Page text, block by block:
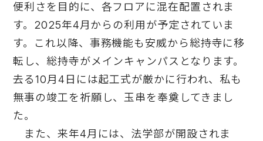
便利さを目的に、各フロアに混在配置されま
す。2025年4月からの利用が予定されていま
す。これ以降、事務機能も安威から総持寺に移
転し、総持寺がメインキャンパスとなります。
去る10月4日には起工式が厳かに行われ、私も
無事の竣工を祈願し、玉串を奉奠してきまし
た。
また、来年4月には、法学部が開設されま